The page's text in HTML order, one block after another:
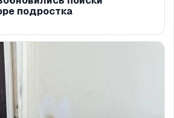
подростка